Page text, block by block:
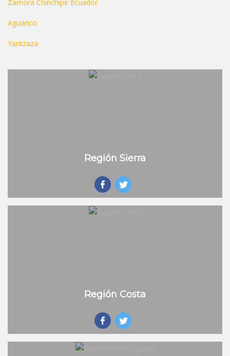
Zamora Chinchipe Ecuador
Aguarico
Yantzaza
Región Sierra
Región Costa